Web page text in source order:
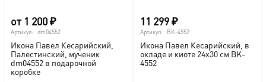
от 1 200₽
Артикул: dm04552
Икона Павел Кесарийский,
Палестинский, мученик
dm04552 в подарочной
коробке
11 299₽
Артикул: BK-4552
Икона Павел Кесарийский, в
окладе и киоте 24х30 см BK-
4552